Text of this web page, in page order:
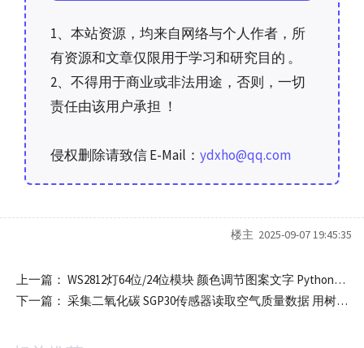
1、本站资源，均来自网络与个人作者，所
有资源和文章仅限用于学习和研究目的 。
2、不得用于商业或非法用途，否则，一切
责任由该用户承担 ！
侵权删除请致信 E-Mail： ydxho@qq.com
楼主 2025-09-07 19:45:35
上一篇： WS2812灯64位/24位模块 颜色调节图案文字 Python/C++编程树莓派与ESP32例程
下一篇： 采集二氧化碳 SGP30传感器读取空气质量数据 用树莓派Pico主板Python编程开发